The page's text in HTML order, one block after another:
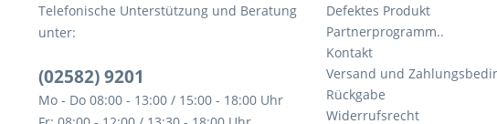
Telefonische Unterstützung und Beratung
unter:
(02582) 9201
Mo - Do 08:00 - 13:00 / 15:00 - 18:00 Uhr
Defektes Produkt
Partnerprogramm..
Kontakt
Versand und
Rückgabe
Widerrufsrecht